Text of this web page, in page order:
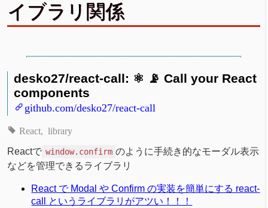
イブラリ関係
desko27/react-call: ⚛️ 📡 Call your React
components
github.com/desko27/react-call
React library
Reactで window.confirm のように手続き的なモーダル表示
などを管理できるライブラリ
React で Modal や Confirm の実装を簡単にする react-
call というライブラリがアツい！！！